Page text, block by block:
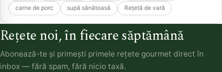
carne de porc
supă sănătoasă Rețetă de vară
Rețete noi, în fiecare săptămână
Abonează-te și primești primele rețete gourmet direct în
inbox — fără spam, fără nicio taxă.